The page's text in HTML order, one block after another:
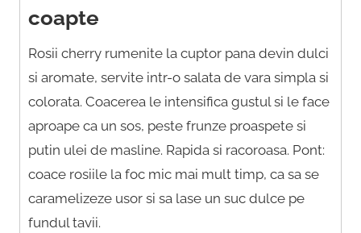
coapte
Rosii cherry rumenite la cuptor pana devin dulci
si aromate, servite intr-o salata de vara simpla si
colorata. Coacerea le intensifica gustul si le face
aproape ca un sos, peste frunze proaspete si
putin ulei de masline. Rapida si racoroasa. Pont:
coace rosiile la foc mic mai mult timp, ca sa se
caramelizeze usor si sa lase un suc dulce pe
fundul tavii.